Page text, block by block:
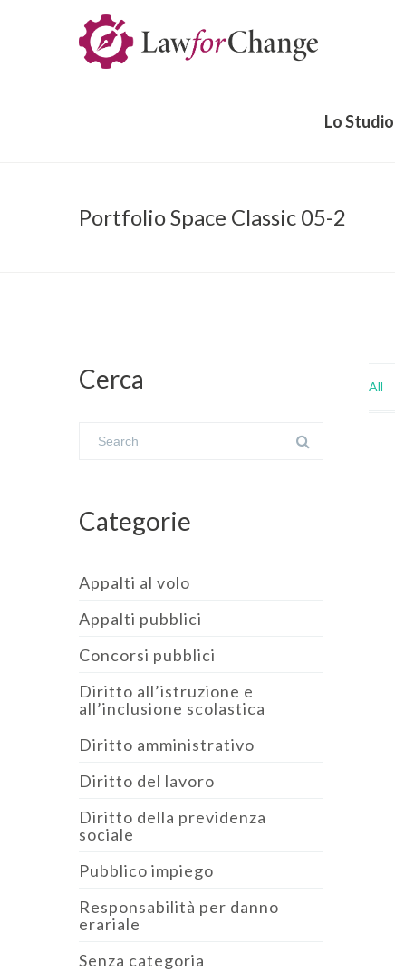
Lo Studio
Portfolio Space Classic 05-2
All
Cerca
Categorie
Appalti al volo
Appalti pubblici
Concorsi pubblici
Diritto all’istruzione e
all’inclusione scolastica
Diritto amministrativo
Diritto del lavoro
Diritto della previdenza
sociale
Pubblico impiego
Responsabilità per danno
erariale
Senza categoria